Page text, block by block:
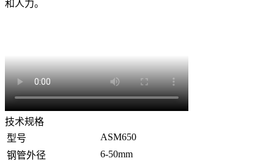
和人力。
技术规格
型号
ASM650
钢管外径
6-50mm